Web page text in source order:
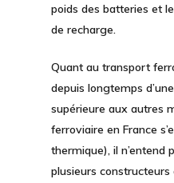
poids des batteries et
de recharge.
Quant au transport
depuis longtemps
supérieure aux autres
ferroviaire en France
thermique), il n’entend
plusieurs